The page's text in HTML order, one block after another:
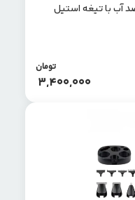
3,400,000
تومان